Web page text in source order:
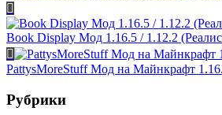
Book Display Мод 1.16.5 / 1.12.2
PattysMoreStuff Мод на Майнкрафт
Рубрики